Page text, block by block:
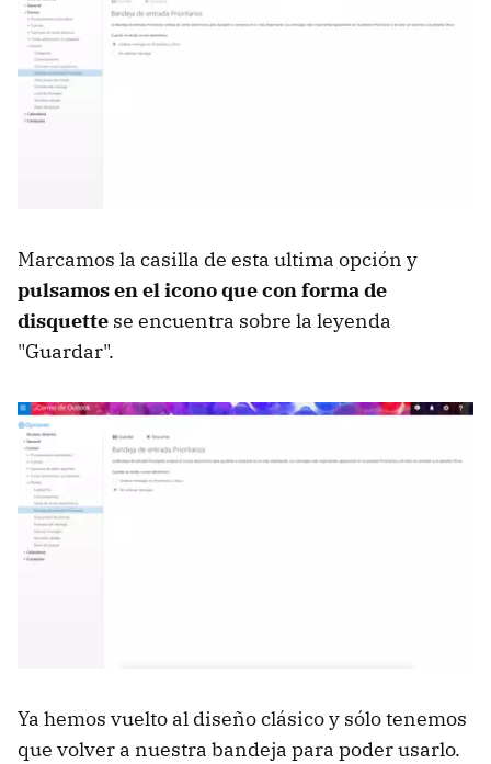
Marcamos la casilla de esta ultima opción y
pulsamos en el icono que con forma de
disquette se encuentra sobre la leyenda
"Guardar".
Ya hemos vuelto al diseño clásico y sólo tenemos
que volver a nuestra bandeja para poder usarlo.